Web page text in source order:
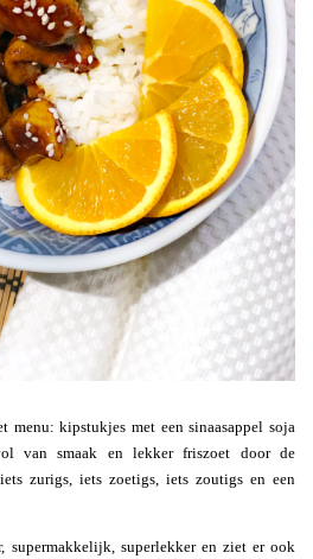
menu: kipstukjes met een sinaasappel soja
van smaak en lekker friszoet door de
zurigs, iets zoetigs, iets zoutigs en een
supermakkelijk, superlekker en ziet er ook